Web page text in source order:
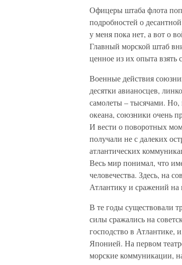
Офицеры штаба флота
подробностей о
у меня пока нет, а вот о
Главный морской штаб
ценное из их опыта взять
Военные действия
десятки авианосцев,
самолеты – тысячами.
океана, союзники очень
И вести о поворотных
получали не с далеких
атлантических
Весь мир понимал, что
человечества. Здесь, на
Атлантику и сражений на
В те годы существовали
силы сражались на
господство в Атлантике,
Японией. На первом
морские коммуникации,